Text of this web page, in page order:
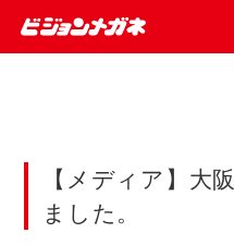
【メディア】大
ました。